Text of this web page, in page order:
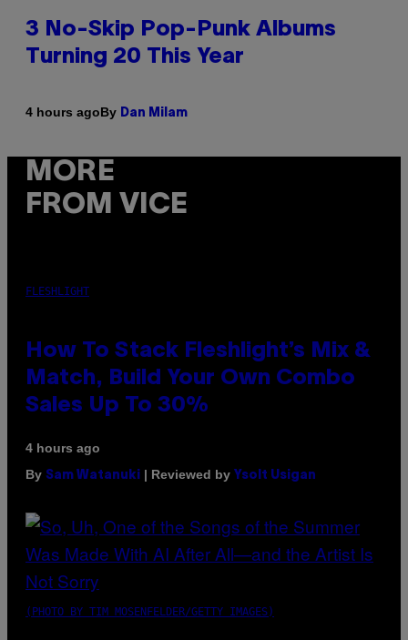
3 No-Skip Pop-Punk Albums
Turning 20 This Year
4 hours agoBy Dan Milam
MORE
FROM VICE
FLESHLIGHT
How To Stack Fleshlight’s Mix &
Match, Build Your Own Combo
Sales Up To 30%
4 hours ago
By Sam Watanuki | Reviewed by Ysolt Usigan
(PHOTO BY TIM MOSENFELDER/GETTY IMAGES)